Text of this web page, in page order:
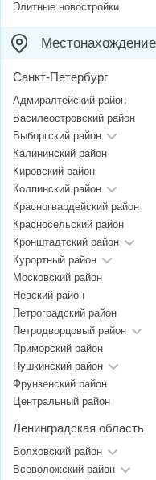
Элитные новостройки
Местонахождение
Санкт-Петербург
Адмиралтейский район
Василеостровский район
Выборгский район
Калининский район
Кировский район
Колпинский район
Красногвардейский район
Красносельский район
Кронштадтский район
Курортный район
Московский район
Невский район
Петроградский район
Петродворцовый район
Приморский район
Пушкинский район
Фрунзенский район
Центральный район
Ленинградская область
Волховский район
Всеволожский район